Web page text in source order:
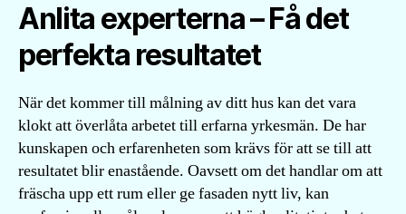
Anlita experterna – Få det
perfekta resultatet
När det kommer till målning av ditt hus kan det vara
klokt att överlåta arbetet till erfarna yrkesmän. De har
kunskapen och erfarenheten som krävs för att se till att
resultatet blir enastående. Oavsett om det handlar om att
fräscha upp ett rum eller ge fasaden nytt liv, kan